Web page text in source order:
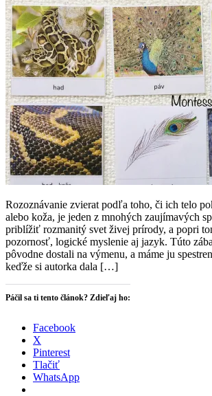
Rozoznávanie zvierat podľa toho, či ich telo
alebo koža, je jeden z mnohých zaujímavých
priblížiť rozmanitý svet živej prírody, a popri
pozornosť, logické myslenie aj jazyk. Túto
pôvodne dostali na výmenu, a máme ju
keďže si autorka dala […]
Páčil sa ti tento článok? Zdieľaj ho:
Facebook
X
Pinterest
Tlačiť
WhatsApp